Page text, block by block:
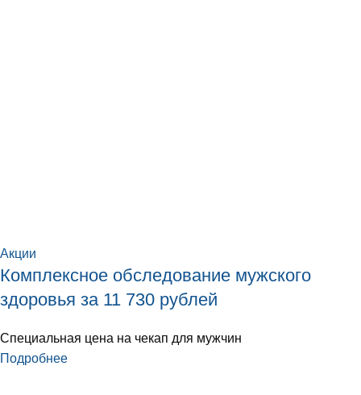
Акции
Комплексное обследование мужского
здоровья за 11 730 рублей
Специальная цена на чекап для мужчин
Подробнее